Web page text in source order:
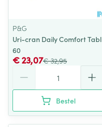
P&G
Uri-cran Daily Comfort Tabl
60
€ 32,95
€ 23,07
Bestel